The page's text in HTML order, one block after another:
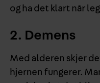
og ha det klart når
2. Demens
Med alderen skjer
hjernen fungerer.